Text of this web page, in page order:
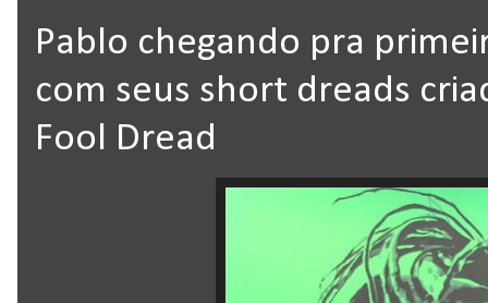
Pablo chegando pra
com seus short dreads
Fool Dread